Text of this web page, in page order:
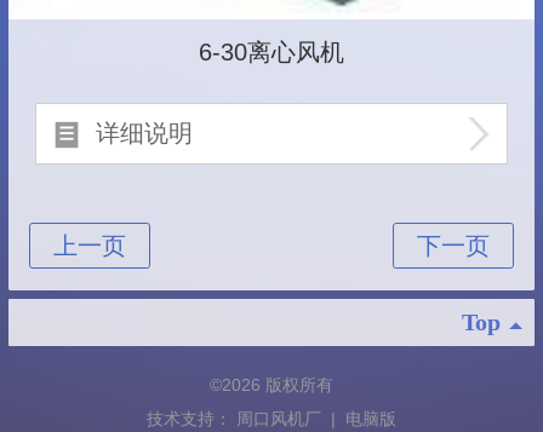
6-30离心风机
详细说明
Top
©2026 版权所有
技术支持：
周口风机厂 | 电脑版